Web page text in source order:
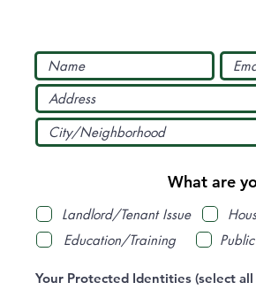
What are
Landlord/Tenant Issue
Education/Training
Your Protected Identities (select